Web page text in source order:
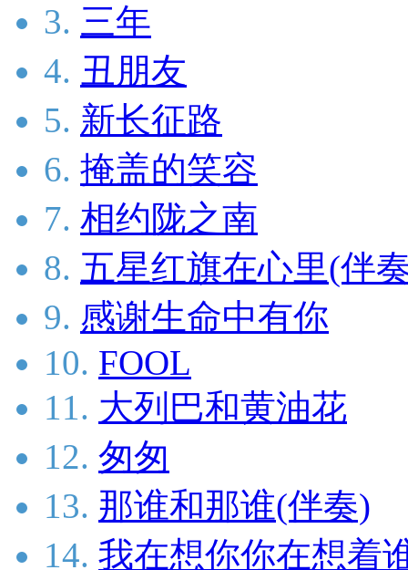
3. 三年
4. 丑朋友
5. 新长征路
6. 掩盖的笑容
7. 相约陇之南
8. 五星红旗在心里(伴
9. 感谢生命中有你
10. FOOL
11. 大列巴和黄油花
12. 匆匆
13. 那谁和那谁(伴奏)
14. 我在想你你在想着